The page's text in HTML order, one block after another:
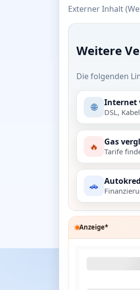
Externer Inhalt
Weitere
Die folgenden
🌐 Internet
DSL,
🔥 Gas
Tarife
🚗
Anzeige*